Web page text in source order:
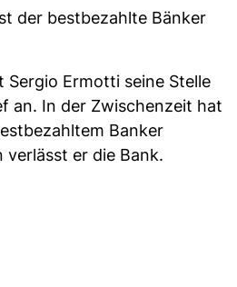
der bestbezahlte Bänker
Sergio Ermotti seine Stelle
an. In der Zwischenzeit hat
Banker
er die Bank.